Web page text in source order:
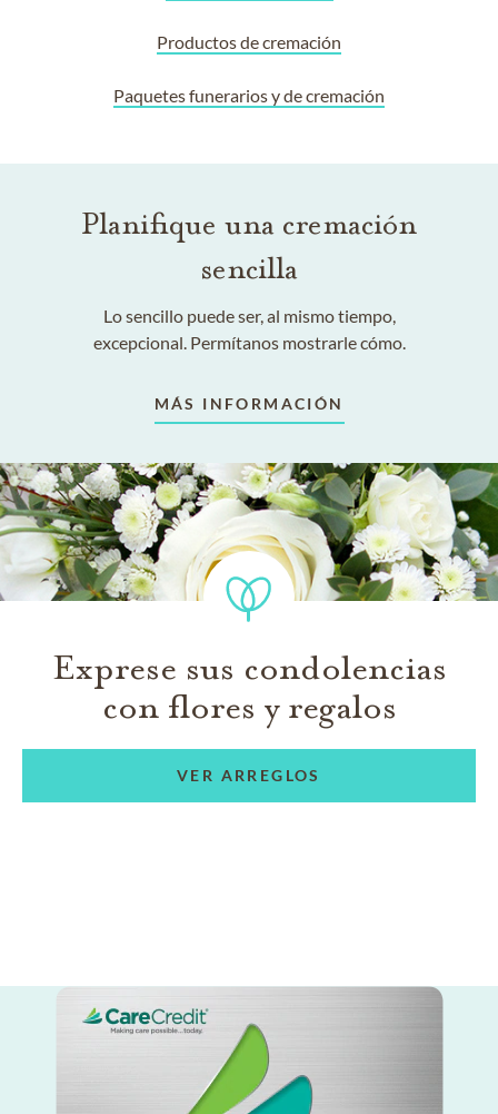
Productos de cremación
Paquetes funerarios y de cremación
Planifique una cremación
sencilla
Lo sencillo puede ser, al mismo tiempo,
excepcional. Permítanos mostrarle cómo.
MÁS INFORMACIÓN
Exprese sus condolencias
con flores y regalos
VER ARREGLOS